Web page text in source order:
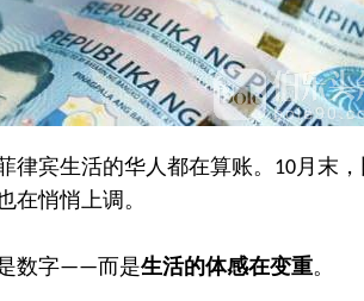
律宾生活的华人都在算账。 10月末
在悄悄上调。
数字——而是生活的体感在变重。